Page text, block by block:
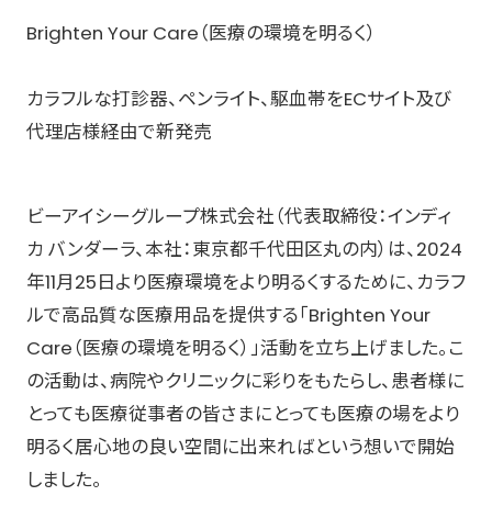
Brighten Your Care（医療の環境を明るく）
カラフルな打診器、ペンライト、駆血帯をECサイト及び
代理店様経由で新発売
ビーアイシーグループ株式会社（代表取締役：インディ
カ バンダーラ、本社：東京都千代田区丸の内）は、2024
年11月25日より医療環境をより明るくするために、カラフ
ルで高品質な医療用品を提供する「Brighten Your
Care（医療の環境を明るく）」活動を立ち上げました。こ
の活動は、病院やクリニックに彩りをもたらし、患者様に
とっても医療従事者の皆さまにとっても医療の場をより
明るく居心地の良い空間に出来ればという想いで開始
しました。